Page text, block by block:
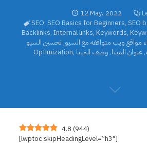
12 May، 2022
SEO, SEO Basics for Beginners, SEO
Backlinks, Internal links, Keywords,
مواقع ويب متوافقه مع السيو, تحسين السيو
Optimization, , عنوان الميتا, وصف الميتا
4.8 (944)
[lwptoc skipHeadingLevel=”h3″]